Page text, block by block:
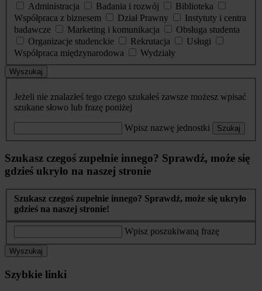
Administracja
Badania i rozwój
Biblioteka
Współpraca z biznesem
Dział Prawny
Instytuty i centra
badawcze
Marketing i komunikacja
Obsługa studenta
Organizacje studenckie
Rekrutacja
Usługi
Współpraca międzynarodowa
Wydziały
Wyszukaj
Jeżeli nie znalazłeś tego czego szukałeś zawsze możesz wpisać
szukane słowo lub frazę poniżej
Wpisz nazwę jednostki Szukaj
Szukasz czegoś zupełnie innego? Sprawdź, może się
gdzieś ukryło na naszej stronie
Szukasz czegoś zupełnie innego? Sprawdź, może się ukryło
gdzieś na naszej stronie!
Wpisz poszukiwaną frazę
Wyszukaj
Szybkie linki